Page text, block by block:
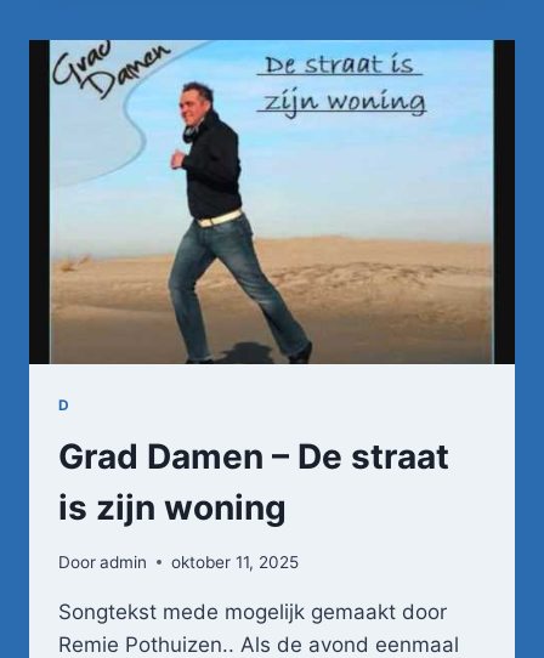
IS
TOCH
MIJN
CARAVAN
D
Grad Damen – De straat
is zijn woning
Dooradmin oktober 11, 2025
Songtekst mede mogelijk gemaakt door
Remie Pothuizen.. Als de avond eenmaal